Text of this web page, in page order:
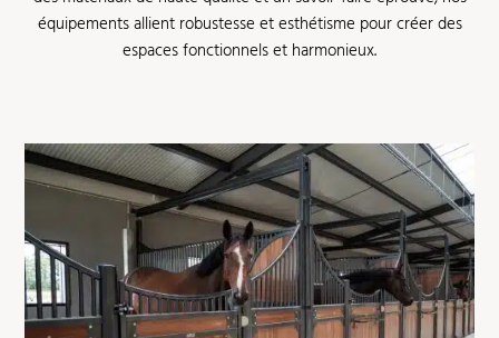
équipements allient robustesse et esthétisme pour créer des
espaces fonctionnels et harmonieux.